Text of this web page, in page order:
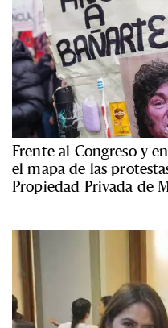
Frente al Congreso y
el mapa de las
Propiedad Privada de